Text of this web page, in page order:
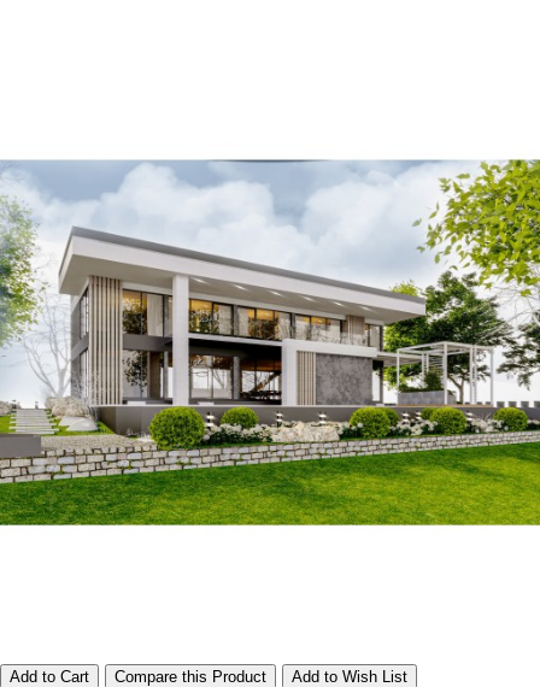
Add to Cart Compare this Product Add to Wish List